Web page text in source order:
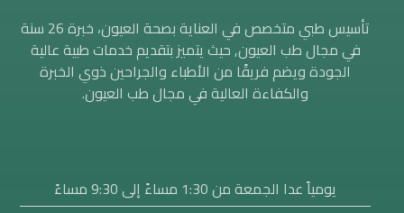
تأسيس طبي متخصص في العناية بصحة العيون، خبرة 26 سنة
في مجال طب العيون, حيث يتميز بتقديم خدمات طبية عالية
الجودة ويضم فريقًا من الأطباء والجراحين ذوي الخبرة
والكفاءة العالية في مجال طب العيون.
يومياً عدا الجمعة من 1:30 مساءََ إلى 9:30 مساءً